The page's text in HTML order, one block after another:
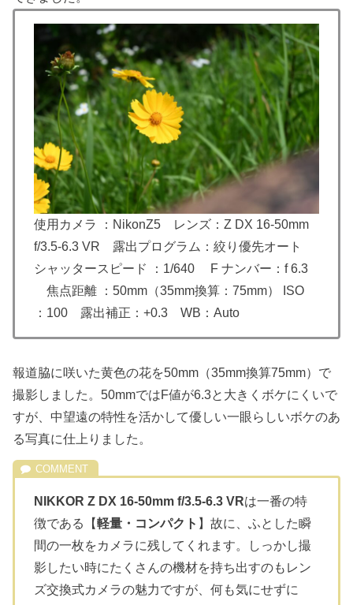
使用カメラ ：NikonZ5 レンズ：Z DX 16-50mm
f/3.5-6.3 VR 露出プログラム：絞り優先オート
シャッタースピード ：1/640 F ナンバー：f 6.3
焦点距離 ：50mm（35mm換算：75mm） ISO
：100 露出補正：+0.3 WB：Auto
報道脇に咲いた黄色の花を50mm（35mm換算75mm）で
撮影しました。50mmではF値が6.3と大きくボケにくいで
すが、中望遠の特性を活かして優しい一眼らしいボケのあ
る写真に仕上りました。
NIKKOR Z DX 16-50mm f/3.5-6.3 VRは一番の特
徴である【軽量・コンパクト 】故に、ふとした瞬
間の一枚をカメラに残してくれます。しっかし撮
影したい時にたくさんの機材を持ち出すのもレン
ズ交換式カメラの魅力ですが、何も気にせずに